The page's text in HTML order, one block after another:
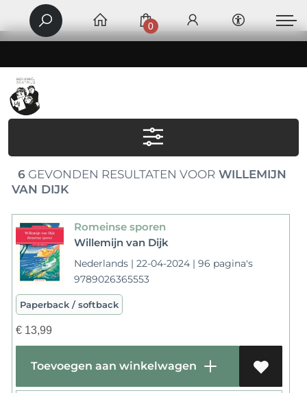
0
6GEVONDEN RESULTATEN VOORWILLEMIJN
VAN DIJK
Romeinse sporen
Willemijn van Dijk
Nederlands | 22-04-2024 | 96 pagina's
9789026365553
Paperback / softback
€13,99
Toevoegen aan winkelwagen